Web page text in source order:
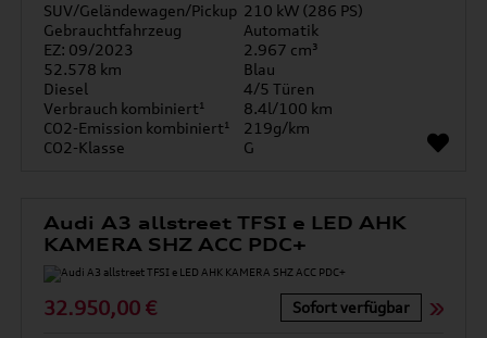
SUV/Geländewagen/Pickup 210 kW (286 PS)
Gebrauchtfahrzeug
Automatik
EZ: 09/2023
2.967 cm³
52.578 km
Blau
Diesel
4/5 Türen
Verbrauch kombiniert¹
8.4l/100 km
CO2-Emission kombiniert¹
219g/km
CO2-Klasse
G
Audi A3 allstreet TFSI e LED AHK
KAMERA SHZ ACC PDC+
32.950,00 € Sofort verfügbar